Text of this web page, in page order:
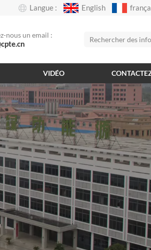
Langue : English
nous un email :
VIDÉO